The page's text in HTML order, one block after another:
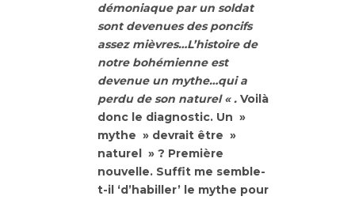
démoniaque par un soldat
sont devenues des poncifs
assez mièvres…L’histoire de
notre bohémienne est
devenue un mythe…qui a
perdu de son naturel « . Voilà
donc le diagnostic. Un »
mythe » devrait être »
naturel » ? Première
nouvelle. Suffit me semble-
t-il ‘d’habiller’ le mythe pour